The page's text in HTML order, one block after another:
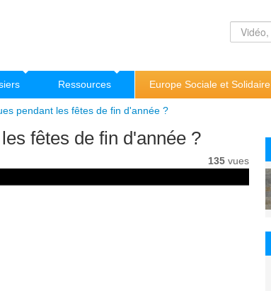
Ressources Europe Sociale et Solidaire
pendant les fêtes de fin d'année ?
fêtes de fin d'année ?
135vues